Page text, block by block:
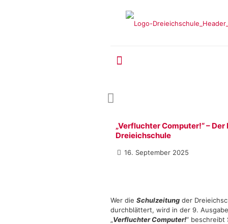
„Verfluchter Computer!“ –
Dreieichschule
16. September 2025
Wer die Schulzeitung der
durchblättert, wird in der 9.
„Verfluchter Computer!“ beschreibt